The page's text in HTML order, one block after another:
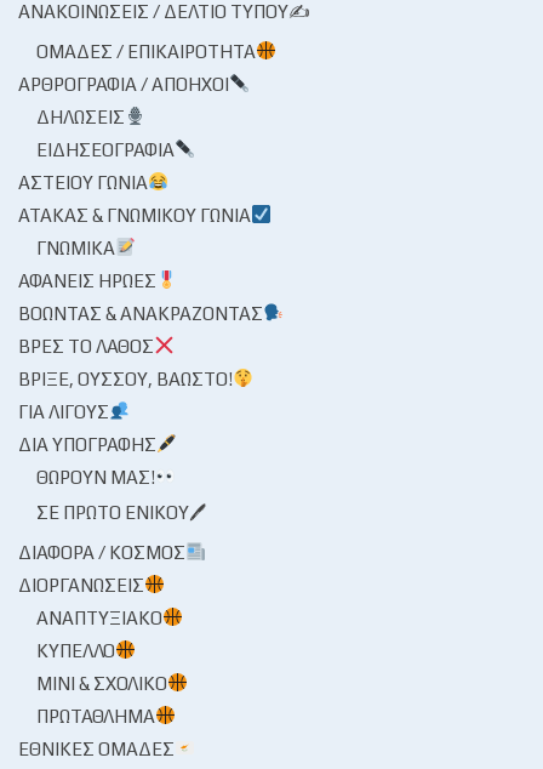
ΑΝΑΚΟΙΝΏΣΕΙΣ / ΔΕΛΤΊΟ ΤΎΠΟΥ✍
ΟΜΆΔΕΣ / ΕΠΙΚΑΙΡΌΤΗΤΑ
ΑΡΘΡΟΓΡΑΦΊΑ / ΑΠΌΗΧΟΙ
ΔΗΛΏΣΕΙΣ
ΕΙΔΗΣΕΟΓΡΑΦΊΑ
ΑΣΤΕΊΟΥ ΓΩΝΊΑ
ΑΤΆΚΑΣ & ΓΝΩΜΙΚΟΎ ΓΩΝΊΑ
ΓΝΩΜΙΚΆ
ΑΦΑΝΕΊΣ ΉΡΩΕΣ
ΒΟΏΝΤΑΣ & ΑΝΑΚΡΆΖΟΝΤΑΣ
ΒΡΕΣ ΤΟ ΛΆΘΟΣ
ΒΡΊΞΕ, ΟΎΣΣΟΥ, ΒΆΩΣΤΟ!
ΓΙΑ ΛΊΓΟΥΣ
ΔΙΑ ΥΠΟΓΡΑΦΉΣ
ΘΩΡΟΎΝ ΜΑΣ!
ΣΕ ΠΡΏΤΟ ΕΝΙΚΟΎ🖊
ΔΙΆΦΟΡΑ / ΚΌΣΜΟΣ
ΔΙΟΡΓΑΝΏΣΕΙΣ
ΑΝΑΠΤΥΞΙΑΚΌ
ΚΎΠΕΛΛΟ
ΜΊΝΙ & ΣΧΟΛΙΚΌ
ΠΡΩΤΆΘΛΗΜΑ
ΕΘΝΙΚΈΣ ΟΜΆΔΕΣ